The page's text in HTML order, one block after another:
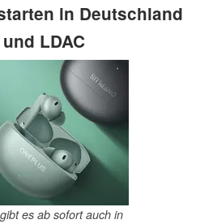
in Deutschland
LDAC
es ab sofort auch in